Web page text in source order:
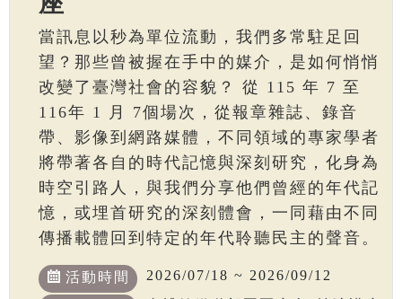
當訊息以秒為單位流動，我們多常駐足回
望？那些曾被握在手中的媒介，是如何悄悄
改變了臺灣社會的容貌？ 從 115 年 7 至
116年 1 月 7個場次，從報章雜誌、錄音
帶、影像到網路媒體，不同領域的專家學者
將帶著各自的時代記憶與深刻研究，化身為
時空引路人，與我們分享他們曾經的年代記
憶，或埋首研究的深刻體會，一同藉由不同
傳播載體回到特定的年代聆聽民主的聲音。
活動時間 2026/07/18 ~ 2026/09/12